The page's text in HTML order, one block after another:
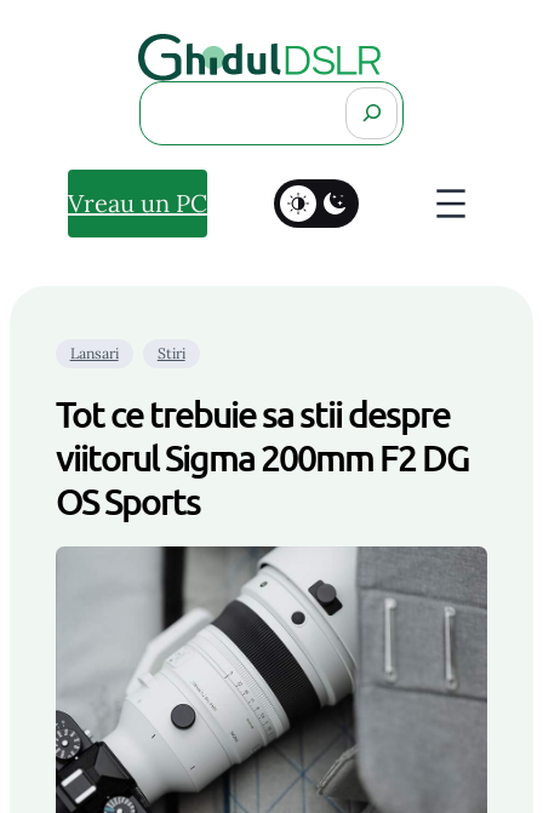
Search
Vreau un PC
Lansari Stiri
Tot ce trebuie sa stii despre
viitorul Sigma 200mm F2 DG
OS Sports